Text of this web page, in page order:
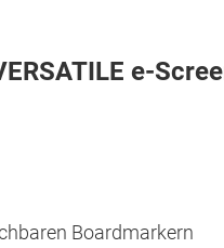
e-
Boardmarkern